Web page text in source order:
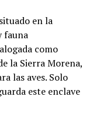
en la
fauna
como
la Sierra Morena,
las aves. Solo
este enclave